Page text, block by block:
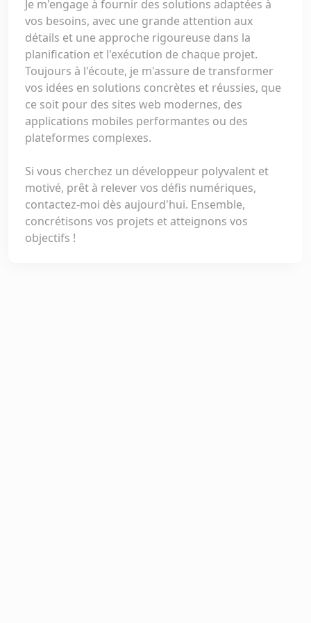
Je m'engage à fournir des solutions adaptées à
vos besoins, avec une grande attention aux
détails et une approche rigoureuse dans la
planification et l'exécution de chaque projet.
Toujours à l'écoute, je m'assure de transformer
vos idées en solutions concrètes et réussies, que
ce soit pour des sites web modernes, des
applications mobiles performantes ou des
plateformes complexes.
Si vous cherchez un développeur polyvalent et
motivé, prêt à relever vos défis numériques,
contactez-moi dès aujourd'hui. Ensemble,
concrétisons vos projets et atteignons vos
objectifs !